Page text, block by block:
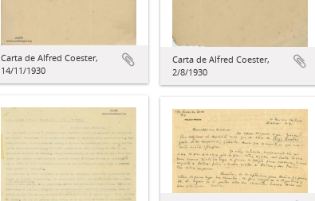
Carta de Alfred Coester,
14/11/1930
Carta de Alfred Coester,
2/8/1930